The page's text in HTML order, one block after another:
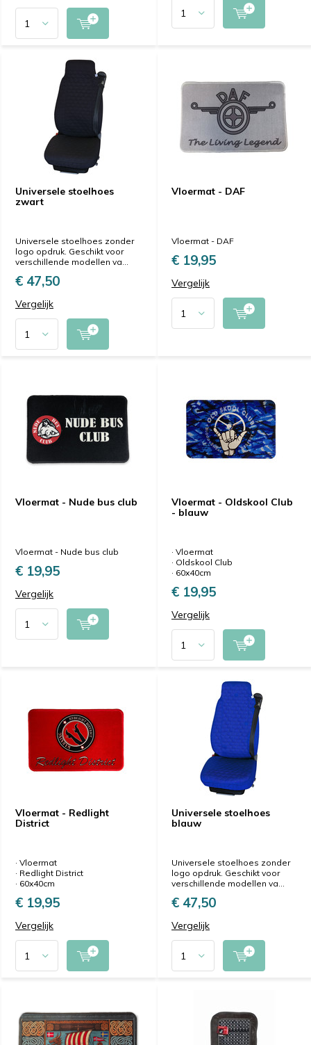
Universele stoelhoes
zwart
Universele stoelhoes zonder
logo opdruk. Geschikt voor
verschillende modellen va...
€ 47,50
Vergelijk
Vloermat - DAF
Vloermat - DAF
€ 19,95
Vergelijk
Vloermat - Nude bus club
Vloermat - Nude bus club
€ 19,95
Vergelijk
Vloermat - Oldskool Club
- blauw
· Vloermat
· Oldskool Club
· 60x40cm
€ 19,95
Vergelijk
Vloermat - Redlight
District
· Vloermat
· Redlight District
· 60x40cm
€ 19,95
Vergelijk
Universele stoelhoes
blauw
Universele stoelhoes zonder
logo opdruk. Geschikt voor
verschillende modellen va...
€ 47,50
Vergelijk